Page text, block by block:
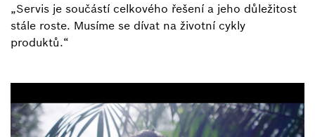
„Servis je součástí celkového řešení a jeho důležitost
stále roste. Musíme se dívat na životní cykly
produktů.“